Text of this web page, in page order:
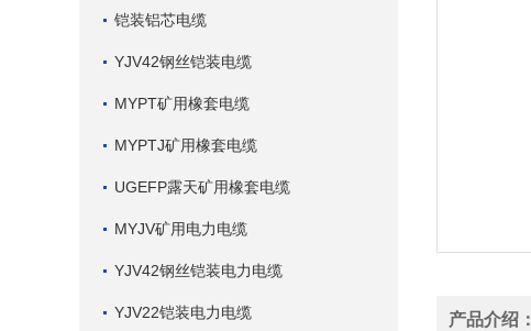
铠装铝芯电缆
YJV42钢丝铠装电缆
MYPT矿用橡套电缆
MYPTJ矿用橡套电缆
UGEFP露天矿用橡套电缆
MYJV矿用电力电缆
YJV42钢丝铠装电力电缆
YJV22铠装电力电缆 产品介绍：